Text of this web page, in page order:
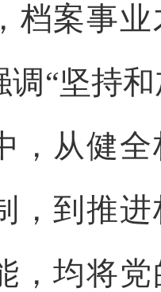
档案事
调 “坚持
，从健
，到推
，均将